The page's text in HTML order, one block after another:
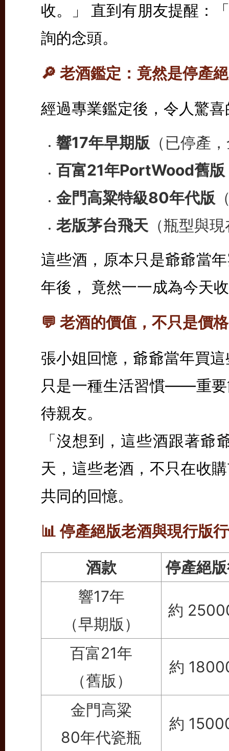
收。」 直到有朋友提醒：
詢的念頭。
🔎 老酒鑑定：竟然是停產
經過專業鑑定後，令人驚
響17年早期版 （已停產
百富21年PortWood舊版
金門高粱特級80年代版
老版茅台飛天 （瓶型與
這些酒，原本只是爺爺當
年後， 竟然一一成為今天
💬 老酒的價值，不只是價
張小姐回憶，爺爺當年買
只是一種生活習慣——重要
待親友。
「沒想到，這些酒跟著爺
天，這些老酒，不只在收
共同的回憶。
📊 停產絕版老酒與現行版
酒款
停產絕
響17年
（早期版）
約
百富21年
（舊版）
約
金門高粱
80年代瓷瓶
約